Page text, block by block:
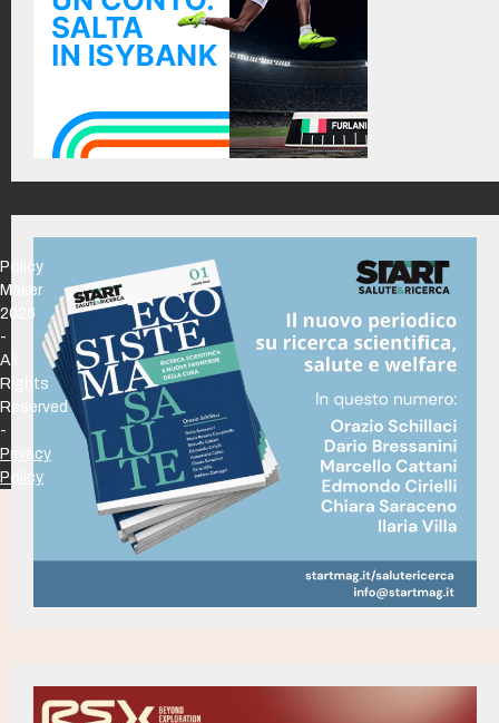
Policy
Maker
2026
-
All
Rights
Reserved
-
Privacy
Policy